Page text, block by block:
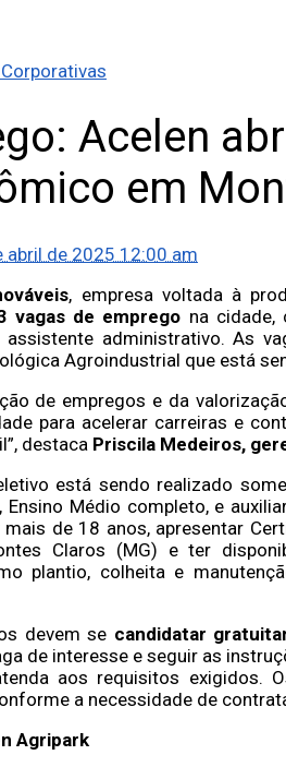
Acelen
em
abril de 2025 12:00 am
, empresa voltada à
vagas de emprego na cidade,
assistente administrativo. As
Agroindustrial que está
de empregos e da
para acelerar carreiras e
destaca Priscila Medeiros,
está sendo realizado
Ensino Médio completo, e
de 18 anos, apresentar
Claros (MG) e ter
plantio, colheita e
devem se candidatar
de interesse e seguir as
aos requisitos exigidos.
a necessidade de
Agripark